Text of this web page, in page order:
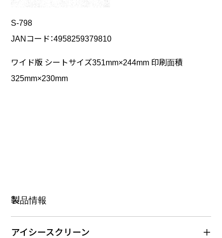
製品情報
アイシースクリーン
S-798
JANコード：4958259379810
ワイド版 シートサイズ351mm×244mm 印刷面積
325mm×230mm